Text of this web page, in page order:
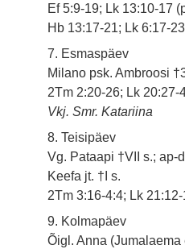
Ef 5:9-19; Lk 13:10-17
Hb 13:17-21; Lk 6:17-
7. Esmaspäev
Milano psk. Ambroosi
2Tm 2:20-26; Lk 20:27-
Vkj. Smr. Katariina
8. Teisipäev
Vg. Pataapi †VII s.; ap-
Keefa jt. †I s.
2Tm 3:16-4:4; Lk
9. Kolmapäev
Õigl. Anna (Jumalaema